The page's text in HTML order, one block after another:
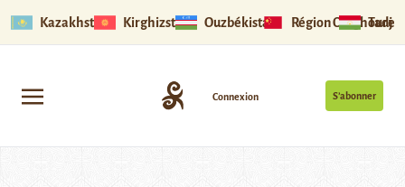
Kazakhstan Kirghizstan Ouzbékistan Région Ouïghoure
S’abonner
Connexion